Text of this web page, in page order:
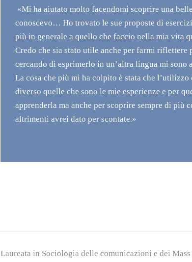
«Mi ha aiutato molto facendomi scoprire una
conoscevo… Ho trovato le sue proposte di
più in generale a quello che faccio nella mia vita
Credo che sia stato utile anche per farmi
cercando di esprimerlo in un’altra lingua mi sono
La cosa che più mi ha colpito è stata che
diverso quelle che sono le mie esperienze e per
apprenderla ma anche per scoprire sempre di più
altrimenti avrei dato per scontate.»
Laureata in Sociologia delle comunicazioni e dei